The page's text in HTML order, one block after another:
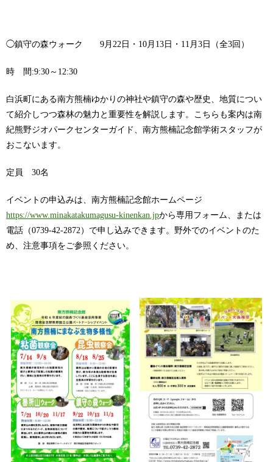
◯鎮守の森ウォーク 9月22日・10月13日・11月3日（全3回）
時 間:9:30～12:30
白浜町にある南方熊楠ゆかりの神社や鎮守の森や歴史、地質につい
て紹介しつつ森林の魅力と重要性を解説します。こちらも案内は南
紀熊野ジオパークセンターガイド、南方熊楠記念館学術スタッフが
おこないます。
定員 30名
イベントの申込みは、南方熊楠記念館ホームページ
https://www.minakatakumagusu-kinenkan.jpから専用フォーム、または
電話（0739-42-2872）で申し込みできます。野外でのイベントのた
め、注意事項をご参照ください。